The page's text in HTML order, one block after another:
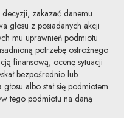
zakazać danemu
głosu z posiadanych akcji
mu uprawnień podmiotu
potrzebę ostrożnego
finansową, ocenę sytuacji
bezpośrednio lub
albo stał się podmiotem
tego podmiotu na daną